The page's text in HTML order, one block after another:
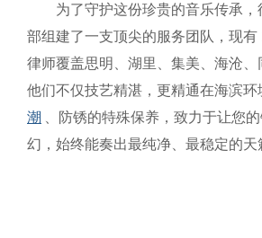
为了守护这份珍贵的音乐传承，
部组建了一支顶尖的服务团队，现有
律师覆盖思明、湖里、集美、海沧、
他们不仅技艺精湛，更精通在海滨
潮
、防锈的特殊保养，致力于让您
幻，始终能奏出最纯净、最稳定的天